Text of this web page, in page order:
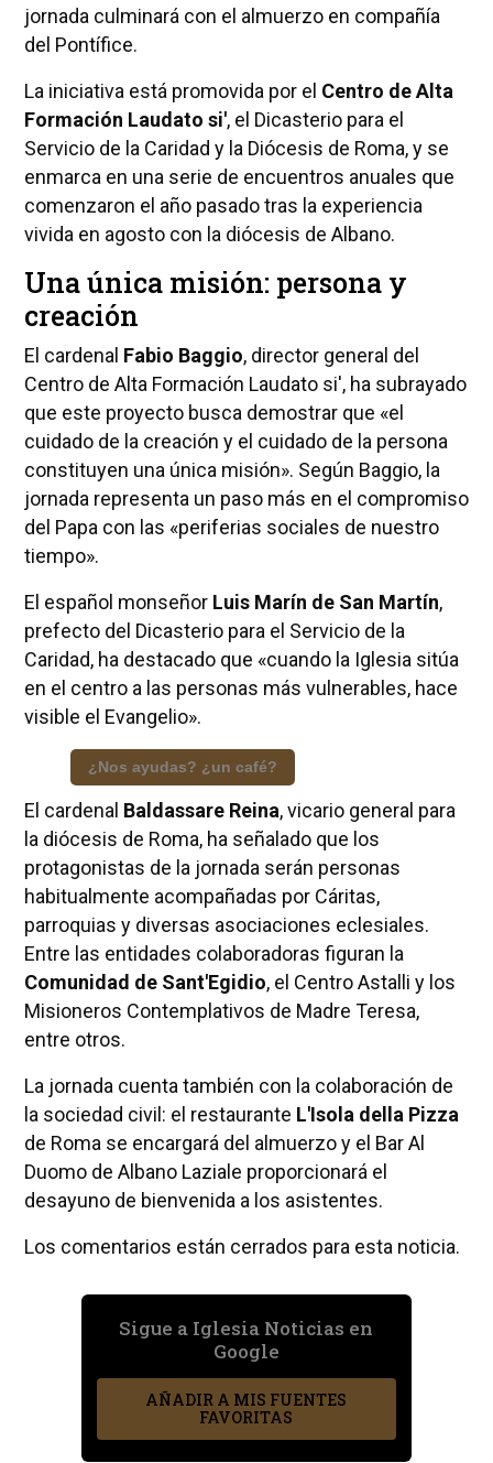
jornada culminará con el almuerzo en compañía
del Pontífice.
La iniciativa está promovida por el Centro de Alta
Formación Laudato si', el Dicasterio para el
Servicio de la Caridad y la Diócesis de Roma, y se
enmarca en una serie de encuentros anuales que
comenzaron el año pasado tras la experiencia
vivida en agosto con la diócesis de Albano.
Una única misión: persona y
creación
El cardenal Fabio Baggio, director general del
Centro de Alta Formación Laudato si', ha subrayado
que este proyecto busca demostrar que «el
cuidado de la creación y el cuidado de la persona
constituyen una única misión». Según Baggio, la
jornada representa un paso más en el compromiso
del Papa con las «periferias sociales de nuestro
tiempo».
El español monseñor Luis Marín de San Martín,
prefecto del Dicasterio para el Servicio de la
Caridad, ha destacado que «cuando la Iglesia sitúa
en el centro a las personas más vulnerables, hace
visible el Evangelio».
¿Nos ayudas? ¿un café?
El cardenal Baldassare Reina, vicario general para
la diócesis de Roma, ha señalado que los
protagonistas de la jornada serán personas
habitualmente acompañadas por Cáritas,
parroquias y diversas asociaciones eclesiales.
Entre las entidades colaboradoras figuran la
Comunidad de Sant'Egidio, el Centro Astalli y los
Misioneros Contemplativos de Madre Teresa,
entre otros.
La jornada cuenta también con la colaboración de
la sociedad civil: el restaurante L'Isola della Pizza
de Roma se encargará del almuerzo y el Bar Al
Duomo de Albano Laziale proporcionará el
desayuno de bienvenida a los asistentes.
Los comentarios están cerrados para esta noticia.
Sigue a Iglesia Noticias en
Google
AÑADIR A MIS FUENTES
FAVORITAS